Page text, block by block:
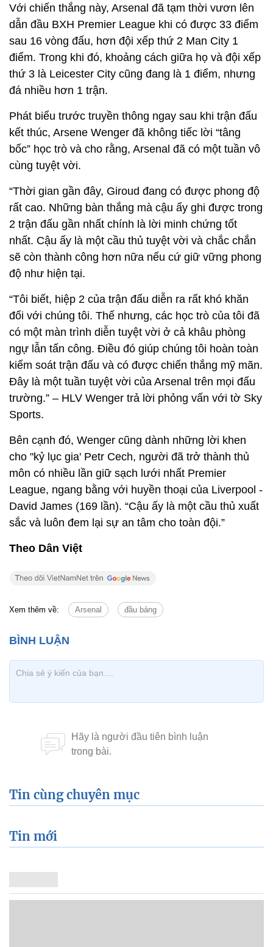
Với chiến thắng này, Arsenal đã tạm thời vươn lên
dẫn đầu BXH Premier League khi có được 33 điểm
sau 16 vòng đấu, hơn đội xếp thứ 2 Man City 1
điểm. Trong khi đó, khoảng cách giữa họ và đội xếp
thứ 3 là Leicester City cũng đang là 1 điểm, nhưng
đá nhiều hơn 1 trận.
Phát biểu trước truyền thông ngay sau khi trận đấu
kết thúc, Arsene Wenger đã không tiếc lời “tâng
bốc” học trò và cho rằng, Arsenal đã có một tuần vô
cùng tuyệt vời.
“Thời gian gần đây, Giroud đang có được phong độ
rất cao. Những bàn thắng mà cậu ấy ghi được trong
2 trận đấu gần nhất chính là lời minh chứng tốt
nhất. Cậu ấy là một cầu thủ tuyệt vời và chắc chắn
sẽ còn thành công hơn nữa nếu cứ giữ vững phong
độ như hiện tại.
“Tôi biết, hiệp 2 của trận đấu diễn ra rất khó khăn
đối với chúng tôi. Thế nhưng, các học trò của tôi đã
có một màn trình diễn tuyệt vời ở cả khâu phòng
ngự lẫn tấn công. Điều đó giúp chúng tôi hoàn toàn
kiểm soát trận đấu và có được chiến thắng mỹ mãn.
Đây là một tuần tuyệt vời của Arsenal trên mọi đấu
trường.” – HLV Wenger trả lời phỏng vấn với tờ Sky
Sports.
Bên cạnh đó, Wenger cũng dành những lời khen
cho "kỷ lục gia' Petr Cech, người đã trở thành thủ
môn có nhiều lần giữ sạch lưới nhất Premier
League, ngang bằng với huyền thoại của Liverpool -
David James (169 lần). “Cậu ấy là một cầu thủ xuất
sắc và luôn đem lại sự an tâm cho toàn đội.”
Theo Dân Việt
Xem thêm về: Arsenal đầu bảng
Tin cùng chuyên mục
Tin mới